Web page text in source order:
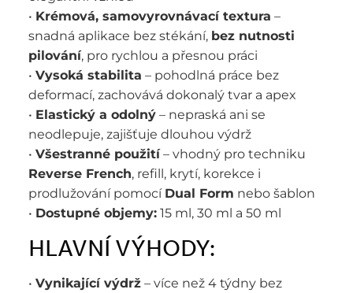
• Krémová, samovyrovnávací textura –
snadná aplikace bez stékání, bez nutnosti
pilování, pro rychlou a přesnou práci
• Vysoká stabilita – pohodlná práce bez
deformací, zachovává dokonalý tvar a apex
• Elastický a odolný – nepraská ani se
neodlepuje, zajišťuje dlouhou výdrž
• Všestranné použití– vhodný pro techniku
Reverse French, refill, krytí, korekce i
prodlužování pomocí Dual Form nebo šablon
• Dostupné objemy: 15 ml, 30 ml a 50 ml
HLAVNÍ VÝHODY:
• Vynikající výdrž – více než 4 týdny bez